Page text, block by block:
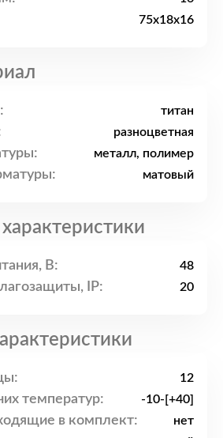
75x18x16
титан
разноцветная
металл, полимер
матовый
характеристики
В: 48
IP: 20
12
температур: -10-[+40]
в комплект: нет